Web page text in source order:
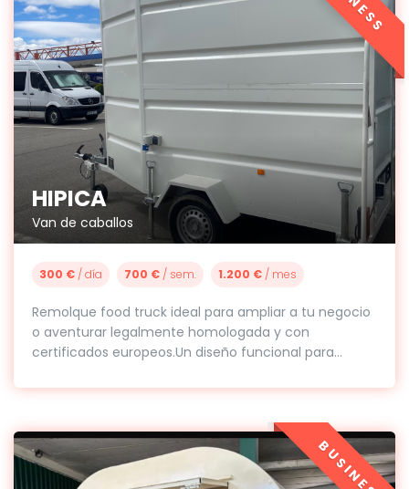
HIPICA
Van de caballos
300 € / día 700 € / sem. 1.200 € / mes
Remolque food truck ideal para ampliar a tu negocio
o aventurar legalmente homologada y con
certificados europeos.Un diseño funcional para...
BUSINESS